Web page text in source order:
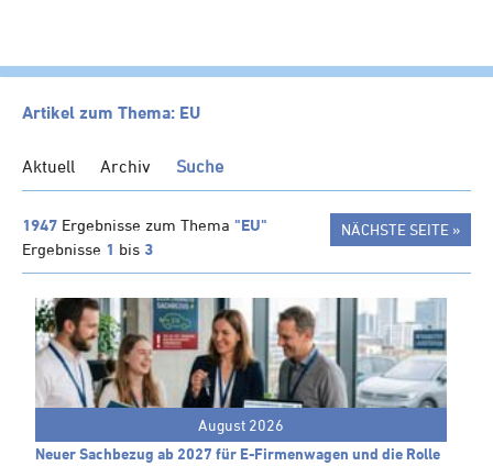
LEISTUNGEN
SERVICE
Klienten-Info
Management-Info
Ärzte-Info
Gastronomie-Info
Vermieter-Info
Artikel zum Thema: EU
Aktuell Archiv Suche
1947 Ergebnisse zum Thema "EU"
Ergebnisse 1 bis 3
NÄCHSTE SEITE »
August 2026
Neuer Sachbezug ab 2027 für E-Firmenwagen und die Rolle